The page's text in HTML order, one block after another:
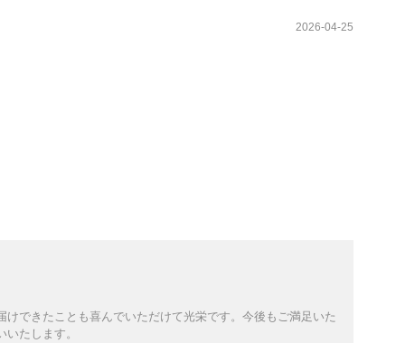
2026-04-25
できたことも喜んでいただけて光栄です。今後もご満足いた
たします。